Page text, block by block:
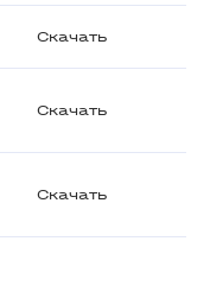
Скачать
Скачать
Скачать